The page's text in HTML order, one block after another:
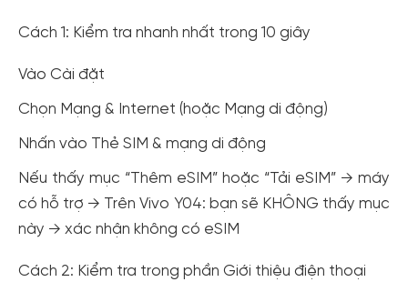
Cách 1: Kiểm tra nhanh nhất trong 10 giây
Vào Cài đặt
Chọn Mạng & Internet (hoặc Mạng di động)
Nhấn vào Thẻ SIM & mạng di động
Nếu thấy mục “Thêm eSIM” hoặc “Tải eSIM” → máy
có hỗ trợ → Trên Vivo Y04: bạn sẽ KHÔNG thấy mục
này → xác nhận không có eSIM
Cách 2: Kiểm tra trong phần Giới thiệu điện thoại